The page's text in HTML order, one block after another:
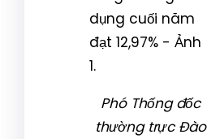
Phó Thống đốc
thường trực Đào